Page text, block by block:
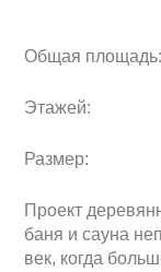
Общая площадь:
Этажей:
Размер:
Проект
баня и сауна
век, когда